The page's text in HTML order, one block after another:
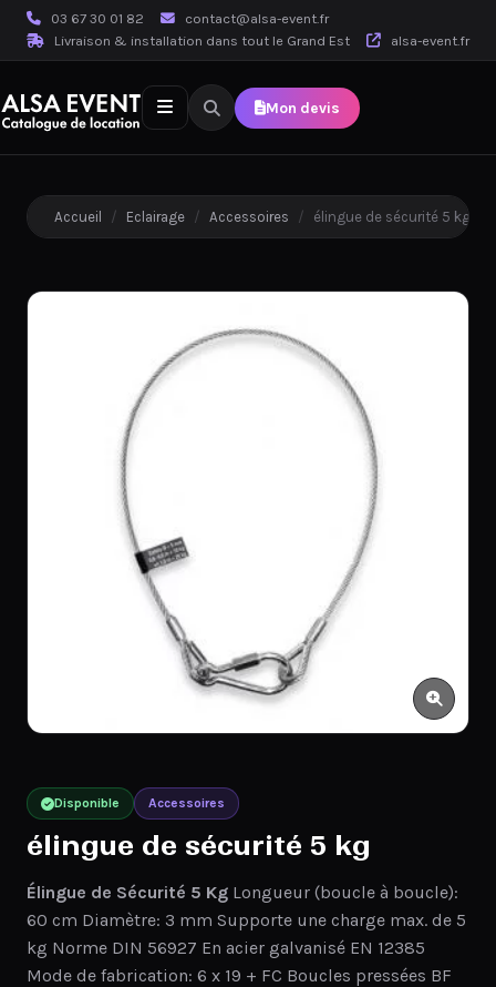
03 67 30 01 82
contact@alsa-event.fr
Livraison & installation dans tout le Grand Est
alsa-event.fr
Mon devis
Accueil / Eclairage / Accessoires / élingue de sécurité 5 kg
Disponible Accessoires
élingue de sécurité 5 kg
Élingue de Sécurité 5 Kg Longueur (boucle à boucle):
60 cm Diamètre: 3 mm Supporte une charge max. de 5
kg Norme DIN 56927 En acier galvanisé EN 12385
Mode de fabrication: 6 x 19 + FC Boucles pressées BF